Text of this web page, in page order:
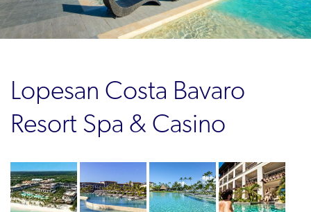
Lopesan Costa Bavaro
Resort Spa & Casino